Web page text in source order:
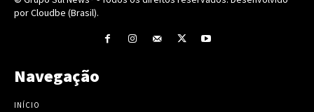
por Cloudbe (Brasil).
Navegação
INÍCIO